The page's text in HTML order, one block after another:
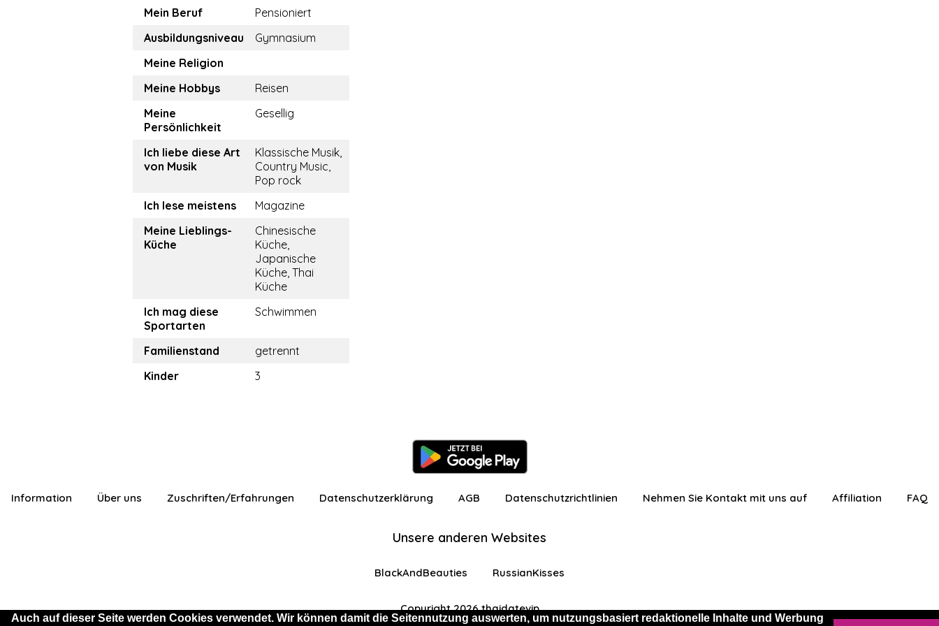
Auch auf dieser Seite werden Cookies verwendet. Wir können damit die Seitennutzung auswerten, um nutzungsbasiert redaktionelle Inhalte und Werbung
Mein Beruf
Pensioniert
Ausbildungsniveau
Gymnasium
Meine Religion
Meine Hobbys
Reisen
Meine
Persönlichkeit
Gesellig
Ich liebe diese Art
von Musik
Klassische Musik,
Country Music,
Pop rock
Ich lese meistens
Magazine
Meine Lieblings-
Küche
Chinesische
Küche,
Japanische
Küche, Thai
Küche
Ich mag diese
Sportarten
Schwimmen
Familienstand
getrennt
Kinder
3
Information Über uns Zuschriften/Erfahrungen Datenschutzerklärung AGB Datenschutzrichtlinien Nehmen Sie Kontakt mit uns auf Affiliation FAQ
Unsere anderen Websites
BlackAndBeauties RussianKisses
Copyright 2026 thaidatevip